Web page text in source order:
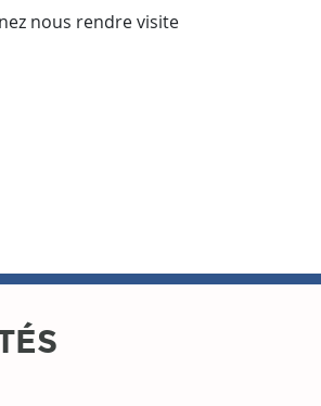
nous rendre visite